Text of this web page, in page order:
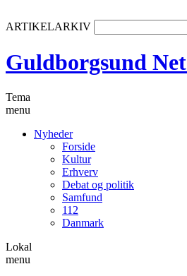
ARTIKELARKIV
Guldborgsund
Tema
menu
Nyheder
Forside
Kultur
Erhverv
Debat og politik
Samfund
112
Danmark
Lokal
menu